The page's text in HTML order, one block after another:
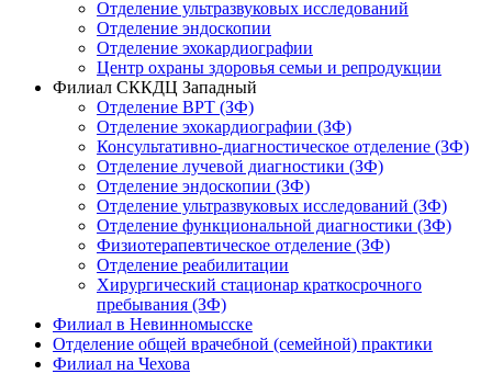
Отделение ультразвуковых исследований
Отделение эндоскопии
Отделение эхокардиографии
Центр охраны здоровья семьи и репродукции
Филиал СККДЦ Западный
Отделение ВРТ (ЗФ)
Отделение эхокардиографии (ЗФ)
Консультативно-диагностическое отделение (ЗФ)
Отделение лучевой диагностики (ЗФ)
Отделение эндоскопии (ЗФ)
Отделение ультразвуковых исследований (ЗФ)
Отделение функциональной диагностики (ЗФ)
Физиотерапевтическое отделение (ЗФ)
Отделение реабилитации
Хирургический стационар краткосрочного
пребывания (ЗФ)
Филиал в Невинномысске
Отделение общей врачебной (семейной) практики
Филиал на Чехова